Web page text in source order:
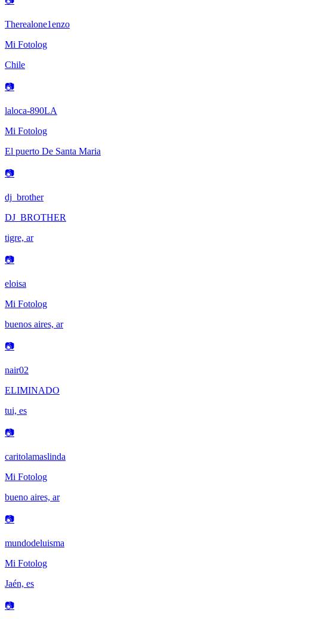
Therealone1enzo
Mi Fotolog
Chile
📷
laloca-890LA
Mi Fotolog
El puerto De Santa Maria
📷
dj_brother
DJ_BROTHER
tigre, ar
📷
eloisa
Mi Fotolog
buenos aires, ar
📷
nair02
ELIMINADO
tui, es
📷
caritolamaslinda
Mi Fotolog
bueno aires, ar
📷
mundodeluisma
Mi Fotolog
Jaén, es
📷